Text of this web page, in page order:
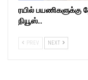
ரயில் பயணிகளுக்கு
நியூஸ்…
PREV NEXT